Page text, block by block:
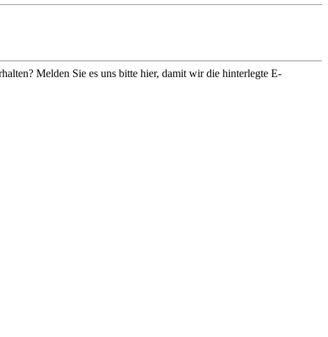
Melden Sie es uns bitte hier, damit wir die hinterlegte E-